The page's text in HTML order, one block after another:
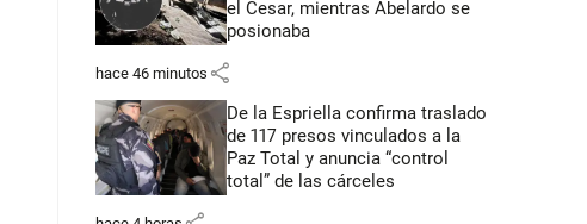
el Cesar, mientras Abelardo se
posionaba
hace 46 minutos share
De la Espriella confirma traslado
de 117 presos vinculados a la
Paz Total y anuncia “control
total” de las cárceles